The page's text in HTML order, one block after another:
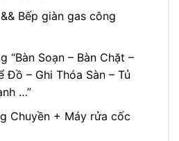
Bếp giàn gas công
“Bàn Soạn – Bàn Chặt –
Đồ – Ghi Thóa Sàn – Tủ
…”
Chuyền + Máy rửa cốc